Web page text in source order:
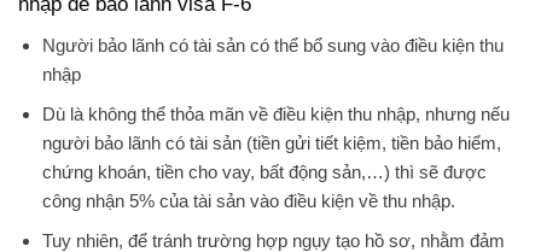
Người bảo lãnh có tài sản có thể bổ sung vào điều kiện thu
nhập
Dù là không thể thỏa mãn về điều kiện thu nhập, nhưng nếu
người bảo lãnh có tài sản (tiền gửi tiết kiệm, tiền bảo hiểm,
chứng khoán, tiền cho vay, bất động sản,…) thì sẽ được
công nhận 5% của tài sản vào điều kiện về thu nhập.
Tuy nhiên, để tránh trường hợp ngụy tạo hồ sơ, nhằm đảm